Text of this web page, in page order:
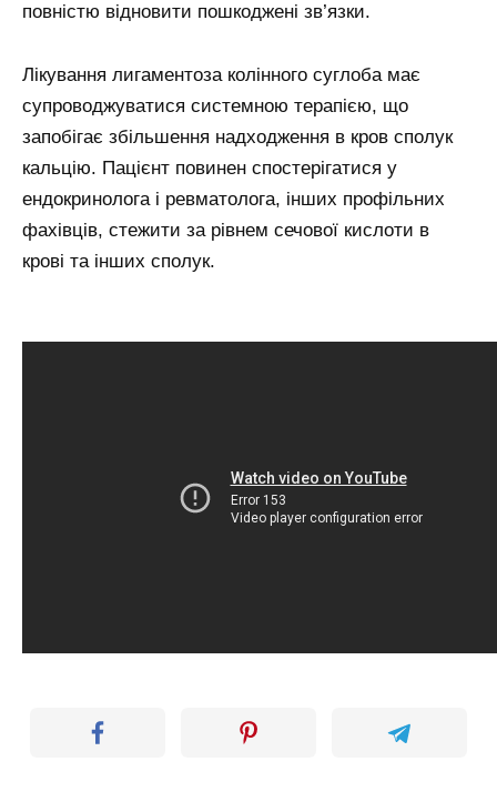
повністю відновити пошкоджені зв’язки.
Лікування лигаментоза колінного суглоба має
супроводжуватися системною терапією, що
запобігає збільшення надходження в кров сполук
кальцію. Пацієнт повинен спостерігатися у
ендокринолога і ревматолога, інших профільних
фахівців, стежити за рівнем сечової кислоти в
крові та інших сполук.